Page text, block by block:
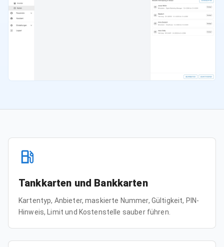
Tankkarten und Bankkarten
Kartentyp, Anbieter, maskierte Nummer, Gültigkeit, PIN-
Hinweis, Limit und Kostenstelle sauber führen.